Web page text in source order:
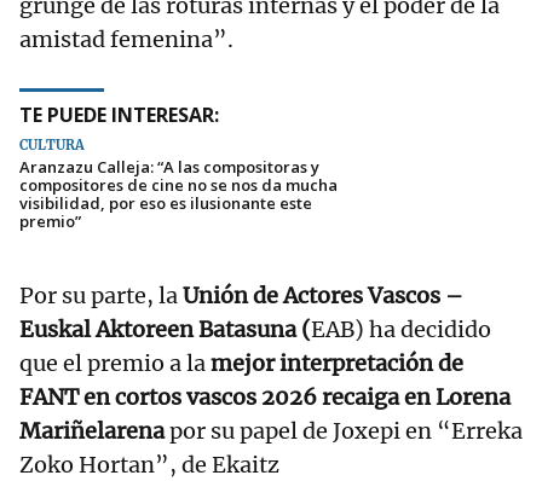
grunge de las roturas internas y el poder de la
amistad femenina”.
TE PUEDE INTERESAR:
CULTURA
Aranzazu Calleja: “A las compositoras y
compositores de cine no se nos da mucha
visibilidad, por eso es ilusionante este
premio”
Por su parte, laUnión de Actores Vascos –
Euskal Aktoreen Batasuna (EAB) ha decidido
que el premio a lamejor interpretación de
FANT en cortos vascos 2026 recaiga en Lorena
Mariñelarenapor su papel de Joxepi en “Erreka
Zoko Hortan”, de Ekaitz